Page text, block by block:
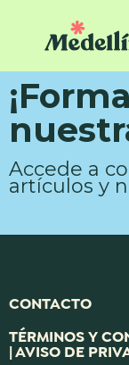
Accede a
artículos y
CONTACTO
TÉRMINOS Y
| AVISO DE